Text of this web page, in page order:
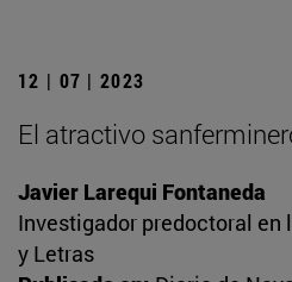
12 | 07 | 2023
El atractivo
Javier Larequi Fontaneda
Investigador predoctoral en
y Letras